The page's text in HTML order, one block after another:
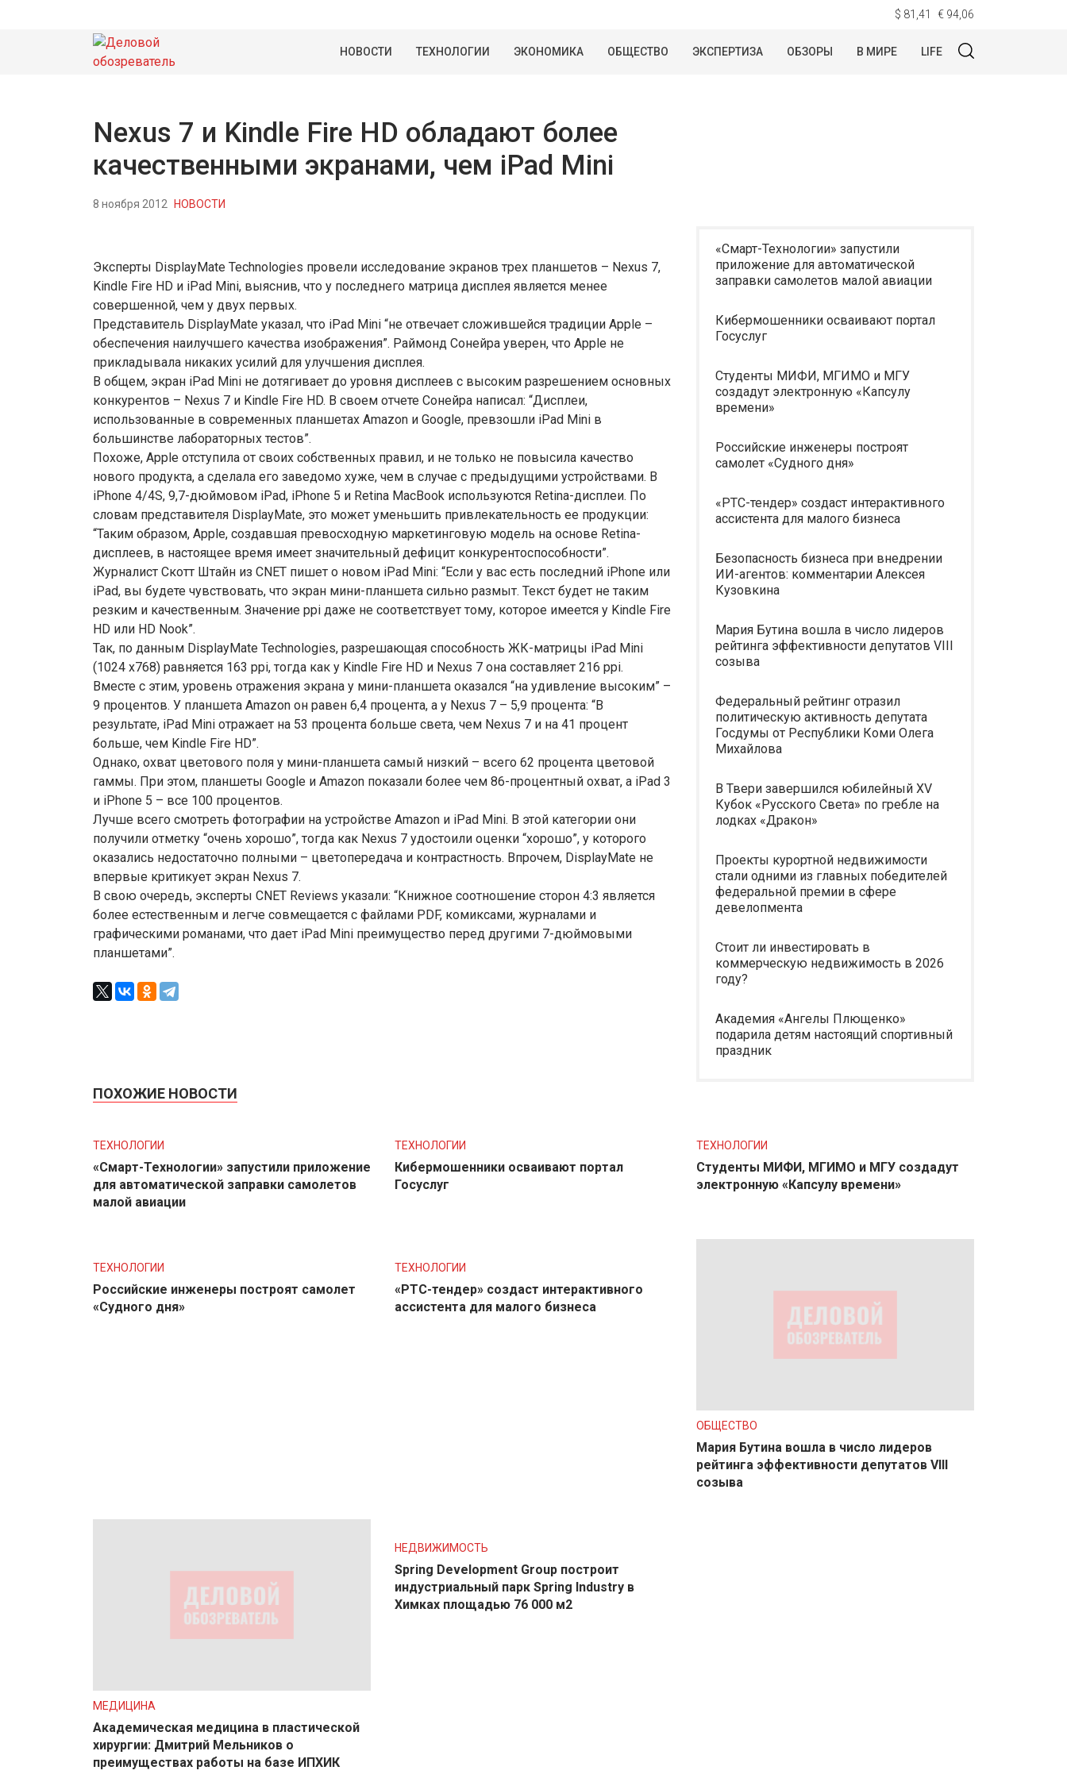
$ 81,41 € 94,06
НОВОСТИ ТЕХНОЛОГИИ ЭКОНОМИКА ОБЩЕСТВО ЭКСПЕРТИЗА ОБЗОРЫ В МИРЕ LIFE
Nexus 7 и Kindle Fire HD обладают более
качественными экранами, чем iPad Mini
8 ноября 2012 НОВОСТИ
Эксперты DisplayMate Technologies провели исследование экранов трех планшетов – Nexus 7,
Kindle Fire HD и iPad Mini, выяснив, что у последнего матрица дисплея является менее
совершенной, чем у двух первых.
Представитель DisplayMate указал, что iPad Mini “не отвечает сложившейся традиции Apple –
обеспечения наилучшего качества изображения”. Раймонд Сонейра уверен, что Apple не
прикладывала никаких усилий для улучшения дисплея.
В общем, экран iPad Mini не дотягивает до уровня дисплеев с высоким разрешением основных
конкурентов – Nexus 7 и Kindle Fire HD. В своем отчете Сонейра написал: “Дисплеи,
использованные в современных планшетах Amazon и Google, превзошли iPad Mini в
большинстве лабораторных тестов”.
Похоже, Apple отступила от своих собственных правил, и не только не повысила качество
нового продукта, а сделала его заведомо хуже, чем в случае с предыдущими устройствами. В
iPhone 4/4S, 9,7-дюймовом iPad, iPhone 5 и Retina MacBook используются Retina-дисплеи. По
словам представителя DisplayMate, это может уменьшить привлекательность ее продукции:
“Таким образом, Apple, создавшая превосходную маркетинговую модель на основе Retina-
дисплеев, в настоящее время имеет значительный дефицит конкурентоспособности”.
Журналист Скотт Штайн из CNET пишет о новом iPad Mini: “Если у вас есть последний iPhone или
iPad, вы будете чувствовать, что экран мини-планшета сильно размыт. Текст будет не таким
резким и качественным. Значение ppi даже не соответствует тому, которое имеется у Kindle Fire
HD или HD Nook”.
Так, по данным DisplayMate Technologies, разрешающая способность ЖК-матрицы iPad Mini
(1024 x768) равняется 163 ppi, тогда как у Kindle Fire HD и Nexus 7 она составляет 216 ppi.
Вместе с этим, уровень отражения экрана у мини-планшета оказался “на удивление высоким” –
9 процентов. У планшета Amazon он равен 6,4 процента, а у Nexus 7 – 5,9 процента: “В
результате, iPad Mini отражает на 53 процента больше света, чем Nexus 7 и на 41 процент
больше, чем Kindle Fire HD”.
Однако, охват цветового поля у мини-планшета самый низкий – всего 62 процента цветовой
гаммы. При этом, планшеты Google и Amazon показали более чем 86-процентный охват, а iPad 3
и iPhone 5 – все 100 процентов.
Лучше всего смотреть фотографии на устройстве Amazon и iPad Mini. В этой категории они
получили отметку “очень хорошо”, тогда как Nexus 7 удостоили оценки “хорошо”, у которого
оказались недостаточно полными – цветопередача и контрастность. Впрочем, DisplayMate не
впервые критикует экран Nexus 7.
В свою очередь, эксперты CNET Reviews указали: “Книжное соотношение сторон 4:3 является
более естественным и легче совмещается с файлами PDF, комиксами, журналами и
графическими романами, что дает iPad Mini преимущество перед другими 7-дюймовыми
планшетами”.
«Смарт-Технологии» запустили
приложение для автоматической
заправки самолетов малой авиации
Кибермошенники осваивают портал
Госуслуг
Студенты МИФИ, МГИМО и МГУ
создадут электронную «Капсулу
времени»
Российские инженеры построят
самолет «Судного дня»
«РТС-тендер» создаст интерактивного
ассистента для малого бизнеса
Безопасность бизнеса при внедрении
ИИ-агентов: комментарии Алексея
Кузовкина
Мария Бутина вошла в число лидеров
рейтинга эффективности депутатов VIII
созыва
Федеральный рейтинг отразил
политическую активность депутата
Госдумы от Республики Коми Олега
Михайлова
В Твери завершился юбилейный XV
Кубок «Русского Света» по гребле на
лодках «Дракон»
Проекты курортной недвижимости
стали одними из главных победителей
федеральной премии в сфере
девелопмента
Стоит ли инвестировать в
коммерческую недвижимость в 2026
году?
Академия «Ангелы Плющенко»
подарила детям настоящий спортивный
праздник
ПОХОЖИЕ НОВОСТИ
ТЕХНОЛОГИИ
«Смарт-Технологии» запустили приложение
для автоматической заправки самолетов
малой авиации
ТЕХНОЛОГИИ
Кибермошенники осваивают портал
Госуслуг
ТЕХНОЛОГИИ
Студенты МИФИ, МГИМО и МГУ создадут
электронную «Капсулу времени»
ТЕХНОЛОГИИ
Российские инженеры построят самолет
«Судного дня»
ТЕХНОЛОГИИ
«РТС-тендер» создаст интерактивного
ассистента для малого бизнеса
ОБЩЕСТВО
Мария Бутина вошла в число лидеров
рейтинга эффективности депутатов VIII
созыва
МЕДИЦИНА
Академическая медицина в пластической
хирургии: Дмитрий Мельников о
преимуществах работы на базе ИПХИК
НЕДВИЖИМОСТЬ
Spring Development Group построит
индустриальный парк Spring Industry в
Химках площадью 76 000 м2